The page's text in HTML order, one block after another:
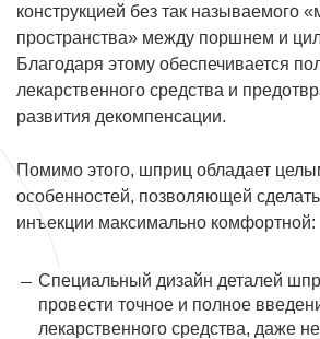
конструкцией без так называемого
пространства» между поршнем и
Благодаря этому обеспечивается
лекарственного средства и
развития декомпенсации.
Помимо этого, шприц обладает
особенностей, позволяющей
инъекции максимально комфортной:
Специальный дизайн деталей
провести точное и полное
лекарственного средства, даже